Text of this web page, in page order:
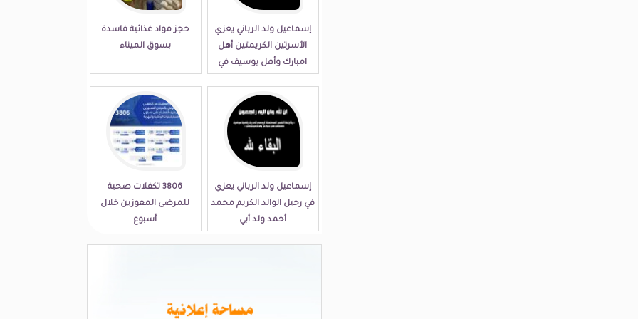
إسماعيل ولد الرباني يعزي
الأسرتين الكريمتين أهل
امبارك وأهل بوسيف في
حجز مواد غذائية فاسدة
بسوق الميناء
إسماعيل ولد الرباني يعزي
في رحيل الوالد الكريم محمد
أحمد ولد أبي
3806 تكفلات صحية
للمرضى المعوزين خلال
أسبوع